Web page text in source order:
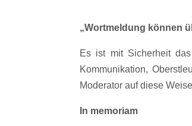
„Wortmeldung können
Es ist mit Sicherheit
Kommunikation,
Moderator auf diese
In memoriam